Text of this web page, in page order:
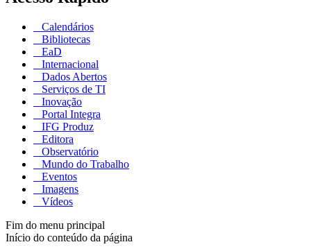
Calendários
Bibliotecas
EaD
Internacional
Dados Abertos
Serviços de TI
Inovação
Portal Integra
IFG Produz
Editora
Observatório
Mundo do Trabalho
Eventos
Imagens
Vídeos
Fim do menu principal
Início do conteúdo da página